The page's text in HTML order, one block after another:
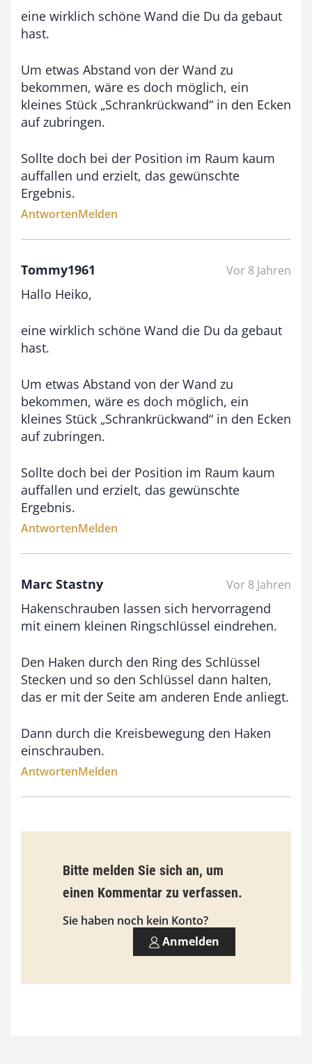
3
0
0
eine wirklich schöne Wand die Du da gebaut
hast.
Um etwas Abstand von der Wand zu
bekommen, wäre es doch möglich, ein
kleines Stück „Schrankrückwand“ in den Ecken
auf zubringen.
Sollte doch bei der Position im Raum kaum
auffallen und erzielt, das gewünschte
Ergebnis.
AntwortenMelden
Tommy1961 Vor 8 Jahren
Hallo Heiko,
eine wirklich schöne Wand die Du da gebaut
hast.
Um etwas Abstand von der Wand zu
bekommen, wäre es doch möglich, ein
kleines Stück „Schrankrückwand“ in den Ecken
auf zubringen.
Sollte doch bei der Position im Raum kaum
auffallen und erzielt, das gewünschte
Ergebnis.
AntwortenMelden
Marc Stastny Vor 8 Jahren
Hakenschrauben lassen sich hervorragend
mit einem kleinen Ringschlüssel eindrehen.
Den Haken durch den Ring des Schlüssel
Stecken und so den Schlüssel dann halten,
das er mit der Seite am anderen Ende anliegt.
Dann durch die Kreisbewegung den Haken
einschrauben.
AntwortenMelden
Bitte melden Sie sich an, um
einen Kommentar zu verfassen.
Sie haben noch kein Konto?
Anmelden